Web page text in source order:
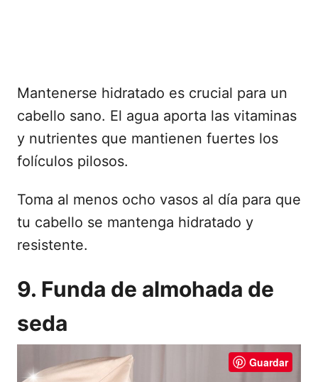
Mantenerse hidratado es crucial para un
cabello sano. El agua aporta las vitaminas
y nutrientes que mantienen fuertes los
folículos pilosos.
Toma al menos ocho vasos al día para que
tu cabello se mantenga hidratado y
resistente.
9. Funda de almohada de
seda
Guardar